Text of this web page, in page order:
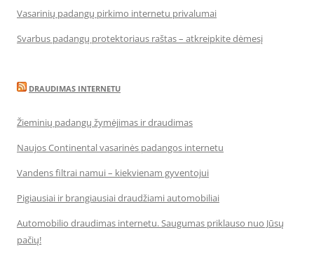
Vasarinių padangų pirkimo internetu privalumai
Svarbus padangų protektoriaus raštas – atkreipkite dėmesį
DRAUDIMAS INTERNETU
Žieminių padangų žymėjimas ir draudimas
Naujos Continental vasarinės padangos internetu
Vandens filtrai namui – kiekvienam gyventojui
Pigiausiai ir brangiausiai draudžiami automobiliai
Automobilio draudimas internetu. Saugumas priklauso nuo Jūsų
pačių!